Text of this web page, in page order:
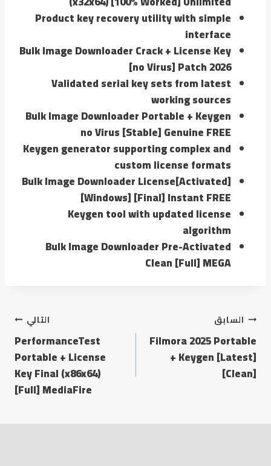
Product key recovery utility with simple
interface
Bulk Image Downloader Crack + License Key
[no Virus] Patch 2026
Validated serial key sets from latest
working sources
Bulk Image Downloader Portable + Keygen
no Virus [Stable] Genuine FREE
Keygen generator supporting complex and
custom license formats
Bulk Image Downloader License[Activated]
[Windows] [Final] Instant FREE
Keygen tool with updated license
algorithm
Bulk Image Downloader Pre-Activated
Clean [Full] MEGA
السابق
Filmora 2025 Portable
+ Keygen [Latest]
[Clean]
التالي
PerformanceTest
Portable + License
Key Final (x86x64)
[Full] MediaFire